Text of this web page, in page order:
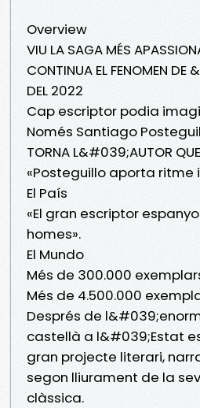
Overview
VIU LA SAGA MÉS
CONTINUA EL FENOMEN
DEL 2022
Cap escriptor podia
Només Santiago
TORNA L&#039;AUTOR QUE
«Posteguillo aporta ritme
El País
«El gran escriptor
homes».
El Mundo
Més de 300.000
Més de 4.500.000
Després de
castellà a l&#039;Estat
gran projecte literari,
segon lliurament de la
clàssica.